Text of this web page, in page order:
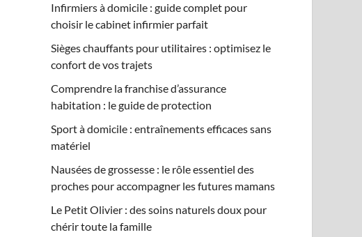
Infirmiers à domicile : guide complet pour
choisir le cabinet infirmier parfait
Sièges chauffants pour utilitaires : optimisez le
confort de vos trajets
Comprendre la franchise d’assurance
habitation : le guide de protection
Sport à domicile : entraînements efficaces sans
matériel
Nausées de grossesse : le rôle essentiel des
proches pour accompagner les futures mamans
Le Petit Olivier : des soins naturels doux pour
chérir toute la famille